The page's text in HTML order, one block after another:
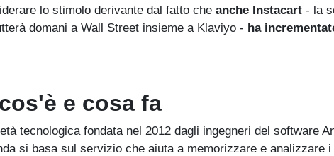
lo stimolo derivante dal fatto che anche Instacart - la
domani a Wall Street insieme a Klaviyo - ha
e cosa fa
tecnologica fondata nel 2012 dagli ingegneri del software
si basa sul servizio che aiuta a memorizzare e analizzare